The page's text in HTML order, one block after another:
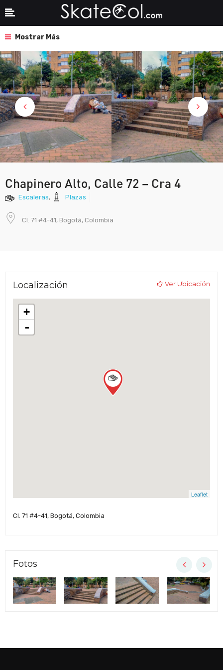
Mostrar Más
Chapinero Alto, Calle 72 – Cra 4
Escaleras, Plazas
Cl. 71 #4-41, Bogotá, Colombia
Localización Ver Ubicación
+
-
Leaflet
Cl. 71 #4-41, Bogotá, Colombia
Fotos